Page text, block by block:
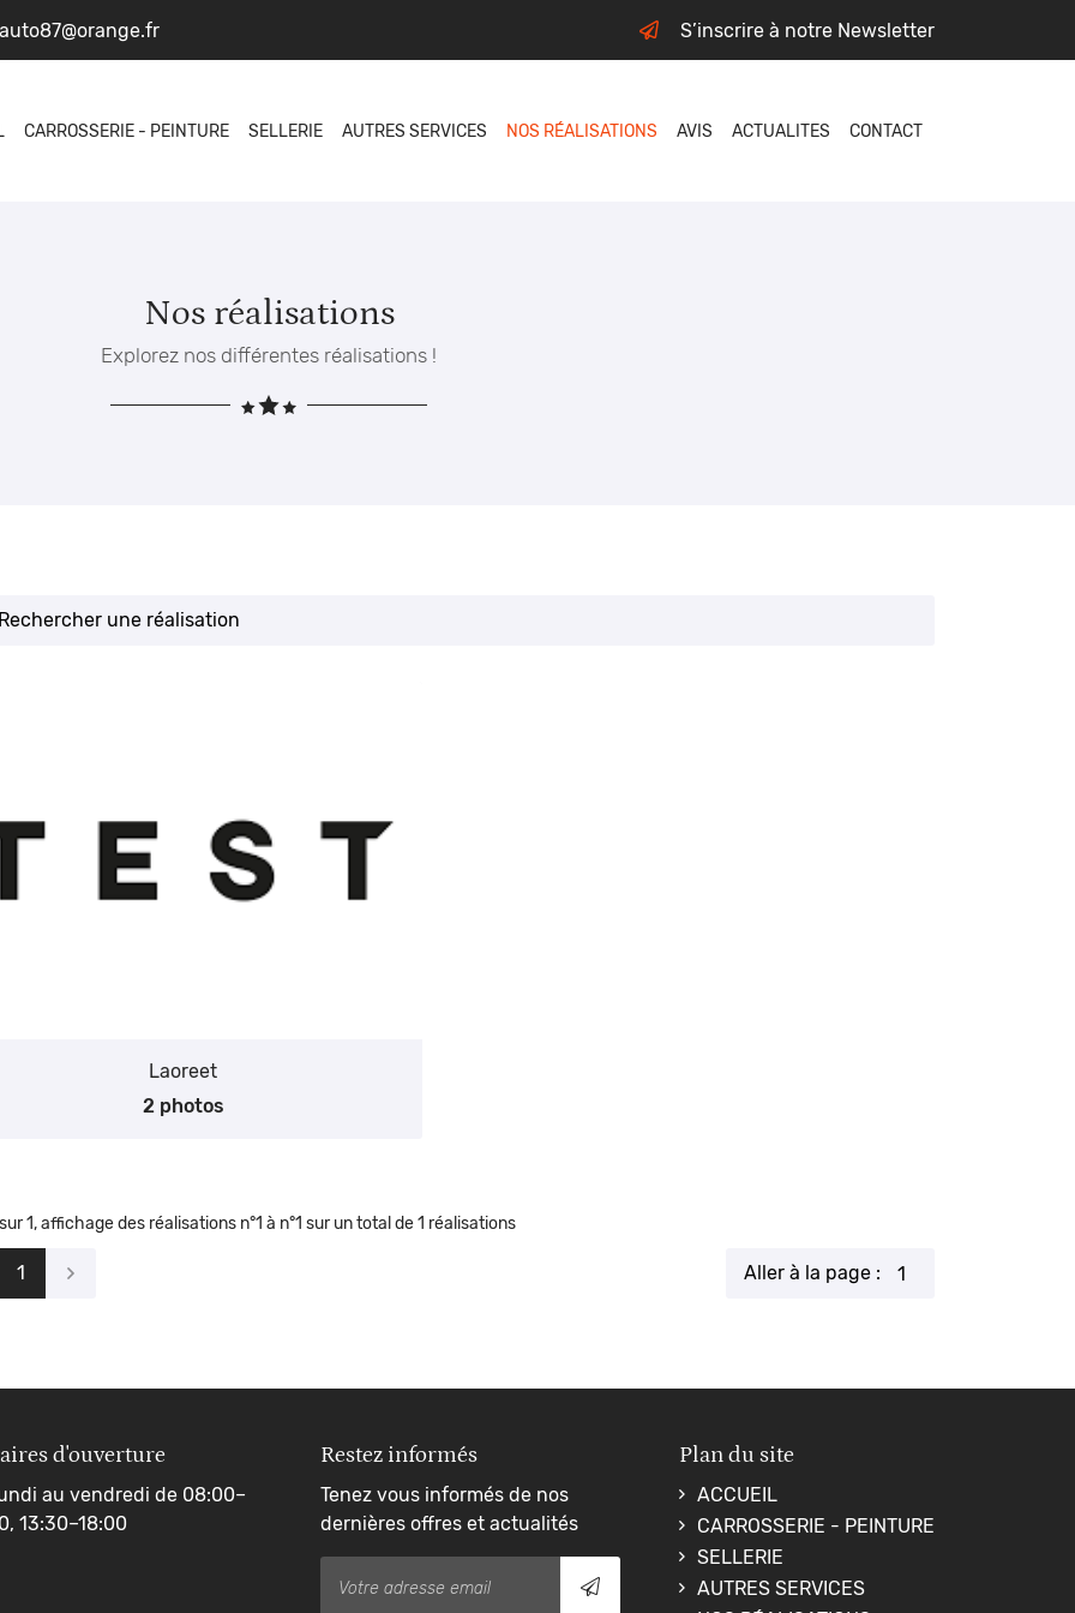
S’inscrire à notre Newsletter
CARROSSERIE - PEINTURE SELLERIE AUTRES SERVICES NOS RÉALISATIONS AVIS ACTUALITES CONTACT
Nos réalisations
Explorez nos différentes réalisations !
Laoreet
2 photos
1,affichage des réalisations n°1 à n°1 sur un total de 1 réalisations
1 Aller à la page :
d'ouverture
au vendredi de 08:00–
13:30–18:00
Restez informés
Tenez vous informés de nos
dernières offres et actualités
Plan du site
ACCUEIL
CARROSSERIE - PEINTURE
SELLERIE
AUTRES SERVICES